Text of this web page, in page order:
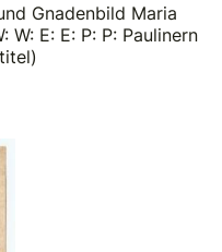
Gnadenbild Maria
W: E: E: P: P: Paulinern